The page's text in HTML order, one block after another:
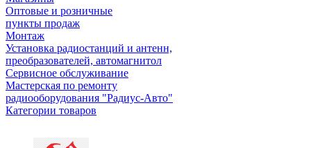
Оптовые и розничные
пункты продаж
Монтаж
Установка радиостанций и антенн,
преобразователей, автомагнитол
Сервисное обслуживание
Мастерская по ремонту
радиооборудования "Радиус-Авто"
Категории товаров